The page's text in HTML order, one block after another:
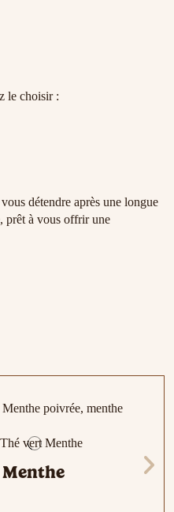
le choisir :
détendre après une longue
prêt à vous offrir une
poivrée, menthe